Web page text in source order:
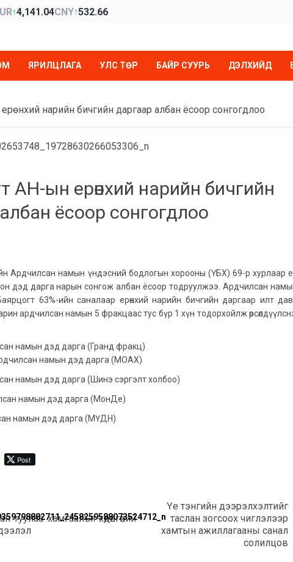
↑4,141.04CNY↑532.66
ЯРИЛЦЛАГА УЛС ТӨР БАЙР СУУРЬ ДЭЛХИЙД
нарийн бичгийн даргаар албан ёсоор сонгогдлоо
АН-ын ерөнхий нарийн бичгийн
ёсоор сонгогдлоо
Ардчилсан намын үндэсний бодлогын хорооны (ҮБХ) 69-р хурлаар
дэд дарга нарын сонгож албан ёсоор тодруулжээ. Ардчилсан
63%-ийн саналаар ерөнхий нарийн бичгийн даргаар илт
ардчилсан намын 5 фракцаас тус бүр 1 хүн тодорхойлж
намын дэд дарга (Гранд фракц)
намын дэд дарга (МОАХ)
намын дэд дарга (Шинэ сэргэлт холбоо)
намын дэд дарга (МонДе)
намын дэд дарга (МҮДН)
Post
Өмнөх
мэдээ:
туулаа хамгаалъя хөдөлгөөнийДараагийн
мэдээ:
Үе тэнгийн дээрэлхэлтийг
таслан зогсоох чиглэлээр
хамтын ажиллагааны санал
солилцов